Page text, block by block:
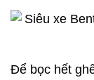
Để bọc hết